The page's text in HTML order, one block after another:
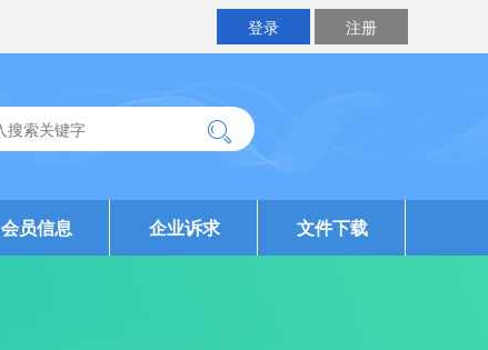
注册
登录
会员信息 企业诉求 文件下载